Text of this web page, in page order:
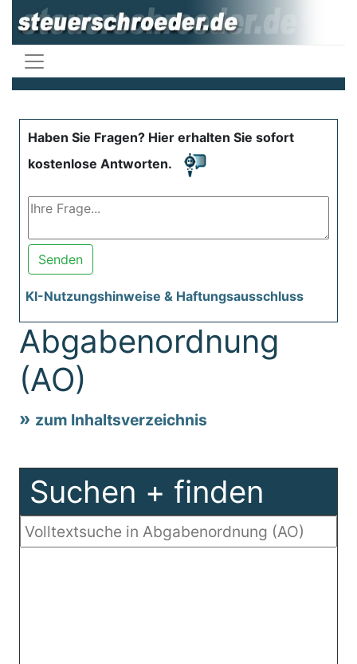
Haben Sie Fragen? Hier erhalten Sie sofort
kostenlose Antworten.
Senden
KI-Nutzungshinweise & Haftungsausschluss
Abgabenordnung
(AO)
zum Inhaltsverzeichnis
Suchen + finden